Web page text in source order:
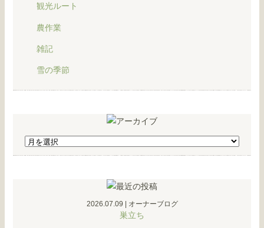
観光ルート
農作業
雑記
雪の季節
2026.07.09 オーナーブログ
巣立ち